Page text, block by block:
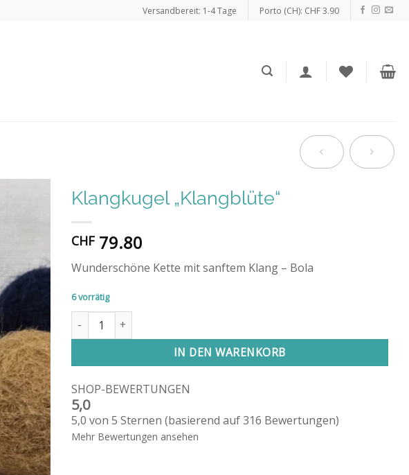
Versandbereit: 1-4 Tage Porto (CH): CHF 3.90
Klangkugel „Klangblüte“
CHF79.80
Wunderschöne Kette mit sanftem Klang – Bola
6 vorrätig
Klangkugel "Klangblüte" Menge
IN DEN WARENKORB
Alternative:
SHOP-BEWERTUNGEN
5,0
5,0 von 5 Sternen (basierend auf 316 Bewertungen)
Mehr Bewertungen ansehen